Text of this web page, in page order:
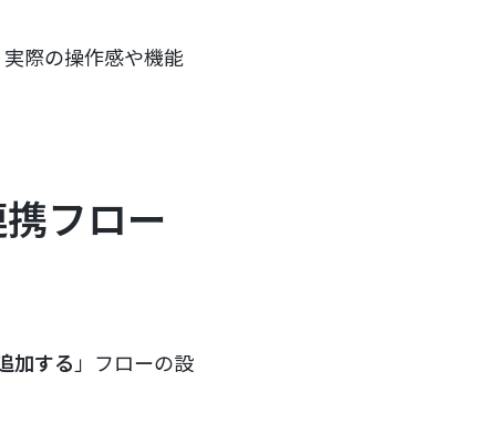
際の操作感や機能
フロー
加する 」フローの設